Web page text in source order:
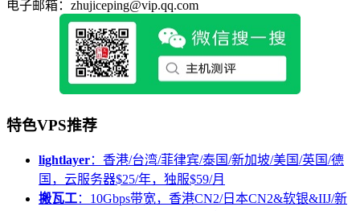
电子邮箱：zhujiceping@vip.qq.com
特色VPS推荐
lightlayer：香港/台湾/菲律宾/泰国/新加坡/美国/英国/德
国，云服务器$25/年，独服$59/月
搬瓦工：10Gbps带宽，香港CN2/日本CN2&软银&IIJ/新